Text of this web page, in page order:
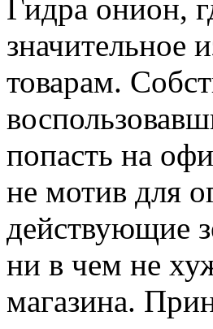
Гидра онион,
значительное
товарам.
попасть на
не мотив для
действующие
ни в чем не
магазина.